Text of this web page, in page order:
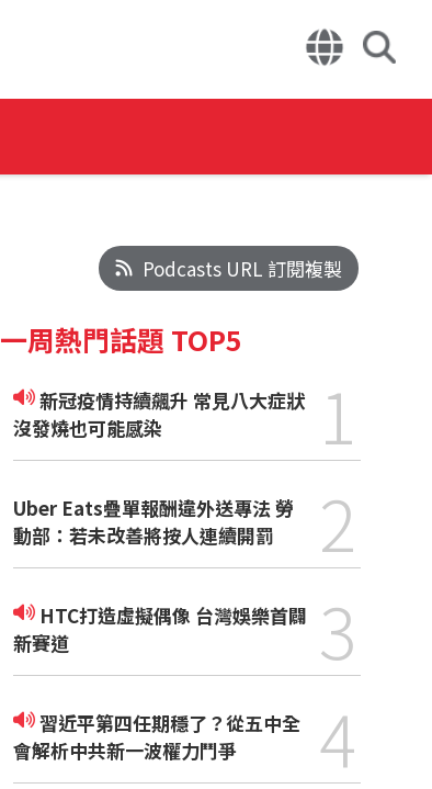
Podcasts URL 訂閱複製
一周熱門話題 TOP5
新冠疫情持續飆升 常見八大症狀
沒發燒也可能感染
1
Uber Eats疊單報酬違外送專法 勞
動部：若未改善將按人連續開罰
2
新賽道
3
習近平第四任期穩了？從五中全
會解析中共新一波權力鬥爭
4